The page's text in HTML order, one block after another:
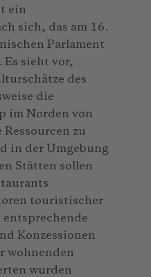
ein
sich, das am 16.
Parlament
Es sieht vor,
des
die
im Norden von
zu
in der Umgebung
Stätten sollen
touristischer
Konzessionen
wohnenden
wurden